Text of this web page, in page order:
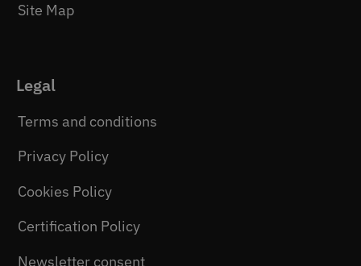
Site Map
Legal
Terms and conditions
Privacy Policy
Cookies Policy
Certification Policy
Newsletter consent